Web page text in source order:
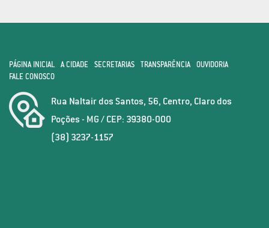
PÁGINA INICIAL A CIDADE SECRETARIAS TRANSPARÊNCIA
OUVIDORIA
FALE CONOSCO
Rua Naltair dos Santos, 56, Centro, Claro dos
Poções - MG / CEP: 39380-000
(38) 3237-1157